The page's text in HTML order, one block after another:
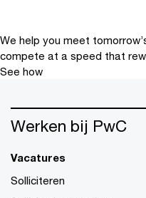
We help you meet
compete at a speed that
See how
Werken bij PwC
Vacatures
Solliciteren